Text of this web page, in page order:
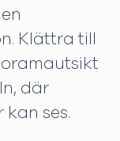
Klättra till
där
ses.